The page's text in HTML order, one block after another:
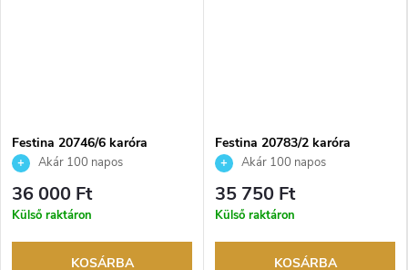
Festina 20746/6 karóra
Akár 100 napos
visszaküldési lehetőség. Hivatalos
márkakereskedő.
36 000 Ft
Külső raktáron
KOSÁRBA
Festina 20783/2 karóra
Akár 100 napos
visszaküldési lehetőség. Hivatalos
márkakereskedő.
35 750 Ft
Külső raktáron
KOSÁRBA